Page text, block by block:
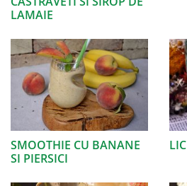
LAMAIE
SMOOTHIE CU BANANE
SI PIERSICI